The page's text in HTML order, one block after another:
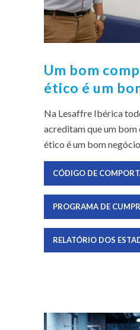
Um bom
ético é um
Na Lesaffre Ibérica
acreditam que um
ético é um bom
CÓDIGO DE
PROGRAMA DE
RELATÓRIO DOS